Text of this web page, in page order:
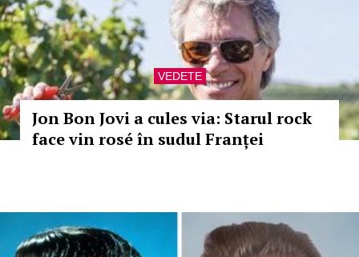
VEDETE
Jon Bon Jovi a cules via: Starul rock
face vin rosé în sudul Franței